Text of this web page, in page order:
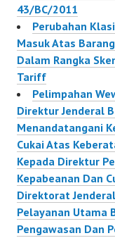
43/BC/2011
Perubahan
Masuk Atas
Dalam Rangka
Tariff
Pelimpahan
Direktur Jenderal
Menandatangani
Cukai Atas
Kepada Direktur
Kepabeanan Dan
Direktorat
Pelayanan Utama
Pengawasan Dan